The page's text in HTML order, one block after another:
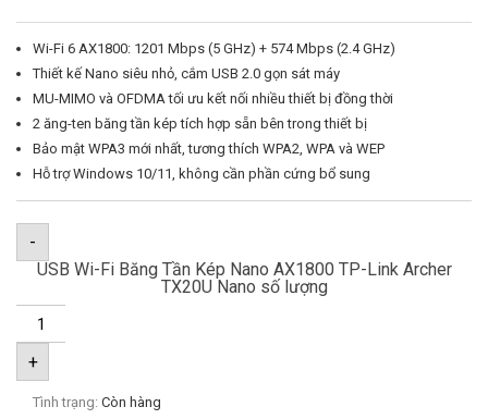
Wi-Fi 6 AX1800: 1201 Mbps (5 GHz) + 574 Mbps (2.4 GHz)
Thiết kế Nano siêu nhỏ, cắm USB 2.0 gọn sát máy
MU-MIMO và OFDMA tối ưu kết nối nhiều thiết bị đồng thời
2 ăng-ten băng tần kép tích hợp sẵn bên trong thiết bị
Bảo mật WPA3 mới nhất, tương thích WPA2, WPA và WEP
Hỗ trợ Windows 10/11, không cần phần cứng bổ sung
-
USB Wi-Fi Băng Tần Kép Nano AX1800 TP-Link Archer
TX20U Nano số lượng
+
Tình trạng: Còn hàng